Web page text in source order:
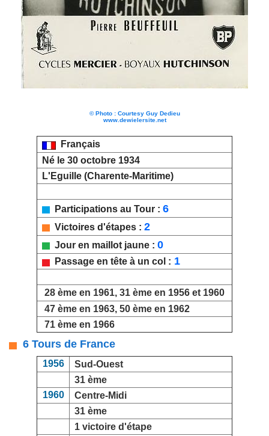
© Photo : Courtesy Guy Dedieu
www.dewielersite.net
Français
Né le 30 octobre 1934
L'Eguille (Charente-Maritime)
Participations au Tour : 6
Victoires d'étapes : 2
Jour en maillot jaune : 0
Passage en tête à un col : 1
28 ème en 1961, 31 ème en 1956 et 1960
47 ème en 1963, 50 ème en 1962
71 ème en 1966
6 Tours de France
1956
Sud-Ouest
31 ème
1960
Centre-Midi
31 ème
1 victoire d'étape